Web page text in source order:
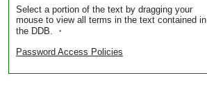
Select a portion of the text by dragging your
mouse to view all terms in the text contained in
the DDB. ・
Password Access Policies